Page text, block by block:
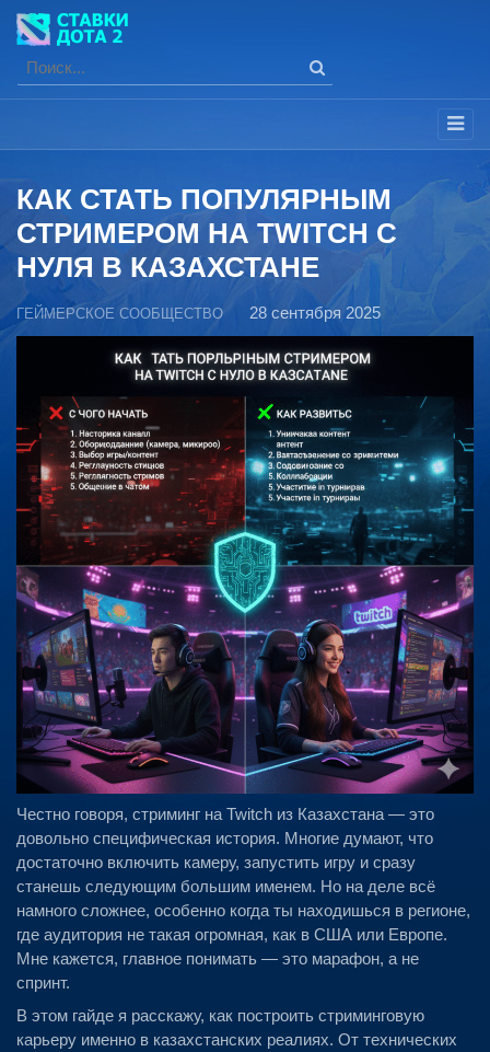
КАК СТАТЬ ПОПУЛЯРНЫМ
СТРИМЕРОМ НА TWITCH С
НУЛЯ В КАЗАХСТАНЕ
ГЕЙМЕРСКОЕ СООБЩЕСТВО 28 сентября 2025
Честно говоря, стриминг на Twitch из Казахстана — это
довольно специфическая история. Многие думают, что
достаточно включить камеру, запустить игру и сразу
станешь следующим большим именем. Но на деле всё
намного сложнее, особенно когда ты находишься в регионе,
где аудитория не такая огромная, как в США или Европе.
Мне кажется, главное понимать — это марафон, а не
спринт.
В этом гайде я расскажу, как построить стриминговую
карьеру именно в казахстанских реалиях. От технических